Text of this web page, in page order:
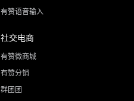
有赞语音输入
社交电商
有赞微商城
有赞分销
群团团